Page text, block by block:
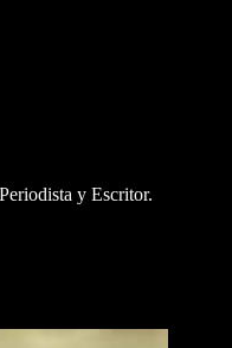
y Escritor.